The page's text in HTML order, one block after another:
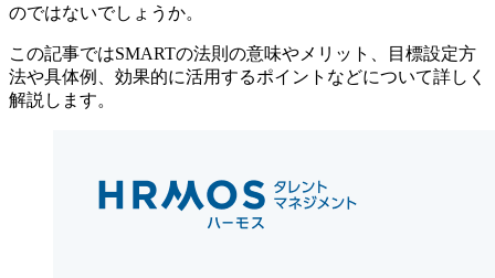
のではないでしょうか。
この記事ではSMARTの法則の意味やメリット、目標設定方
法や具体例、効果的に活用するポイントなどについて詳しく
解説します。